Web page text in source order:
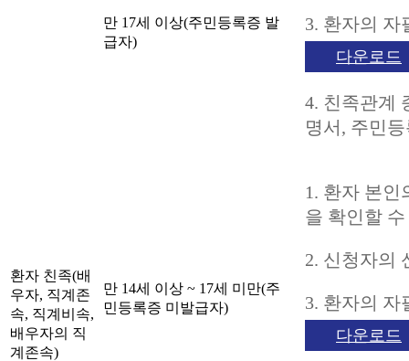
환자 친족(배
우자, 직계존
속, 직계비속,
배우자의 직
계존속)
만 17세 이상(주민등록증 발
급자)
3. 환자의 자
다운로드
4. 친족관계
명서, 주민
만 14세 이상 ~ 17세 미만(주
민등록증 미발급자)
1. 환자 본인
을 확인할
2. 신청자의
3. 환자의 자
다운로드